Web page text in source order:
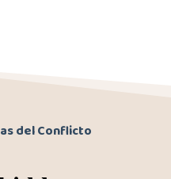
del Conflicto